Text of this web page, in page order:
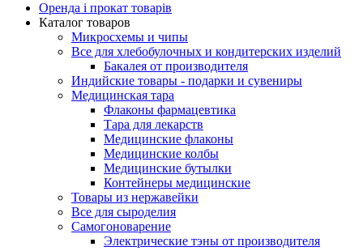
Оренда і прокат товарів
Каталог товаров
Микросхемы и чипы
Все для хлебобулочных и кондитерских изделий
Бакалея от производителя
Индийские товары - подарки и сувениры
Медицинская тара
Флаконы фармацевтика
Тара для лекарств
Медицинские флаконы
Медицинские колбы
Медицинские бутылки
Контейнеры медицинские
Товары из нержавейки
Все для сыроделия
Самогоноварение
Электрические тэны от производителя